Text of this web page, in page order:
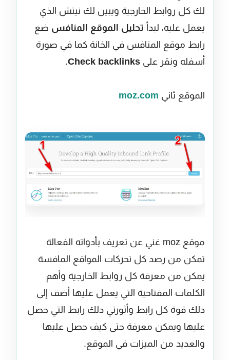
لك كل روابط الخارجية ويبين لك نيتش الذي
يعمل عليه، لبدأ تحليل الموقع المنافس ضع
رابط موقع المنافس في الخانة كما في صورة
أسفله ونقر على
Check backlinks
.
الموقع ثاني moz.com
موقع moz غني عن تعريف بأدواته الفعالة
تمكن من رصد كل تحركات المواقع المافسة
يمكن من معرفة كل روابط الخارجية وأهم
الكلمات المفتاحية التي يعمل عليها أضف إلى
ذلك قوة كل رابط وأثورتي دلك رابط التي حصل
عليها ويمكن معرفة حتى كيف حصل عليها
والعديد من الميزات في الموقع.